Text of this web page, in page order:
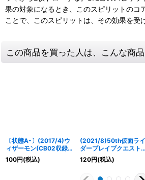
果の対象になるとき、このスピリットのコ
ことで、このスピリットは、その効果を受
この商品を買った人は、こんな商
〔状態A-〕(2017/4)ウ
ィザーモン(CB02収録)
【R】{CB02-042}
《多》
100円(税込)
(2021/8)50th仮面ライ
ダーブレイブクエストゲ
ーマーレベル2【C】
{CB19-066}《白》
120円(税込)